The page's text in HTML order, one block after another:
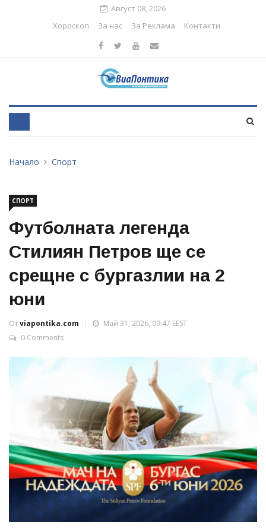
Август 08, 2026
Хороскоп
За нас За Реклама Контакти
Начало Спорт
СПОРТ
Футболната легенда
Стилиян Петров ще се
срещне с бургазлии на 2
юни
Отviapontika.com
Май 31, 2026, 09:47 EEST
0 Comments